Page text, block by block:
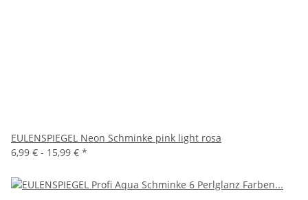
EULENSPIEGEL Neon Schminke pink light rosa
6,99 € - 15,99 € *